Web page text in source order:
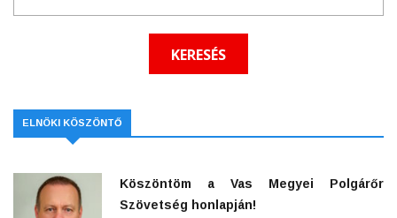
ELNÖKI KÖSZÖNTŐ
Köszöntöm a Vas Megyei Polgárőr
Szövetség honlapján!